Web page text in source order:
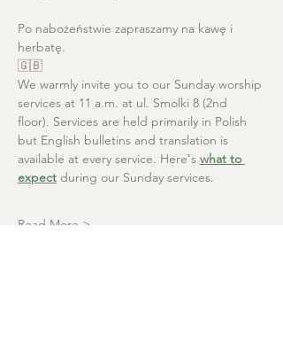
Po nabożeństwie zapraszamy na kawę i
herbatę.
🇬🇧
We warmly invite you to our Sunday worship
services at 11 a.m. at ul. Smolki 8 (2nd
floor). Services are held primarily in Polish
but English bulletins and translation is
available at every service. Here's what to
expect during our Sunday services.
Read More >